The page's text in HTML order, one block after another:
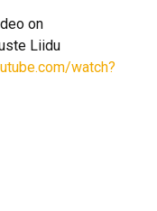
on
Liidu
watch?